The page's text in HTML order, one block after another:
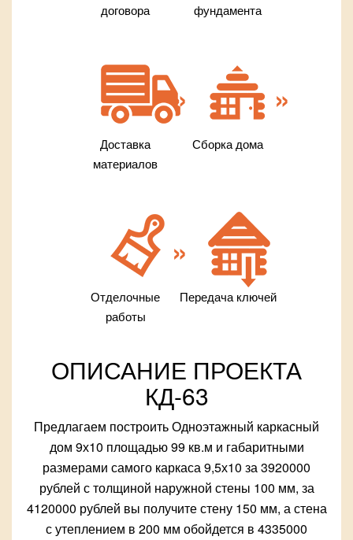
договора
фундамента
Доставка
материалов
Сборка дома
Отделочные
работы
Передача ключей
ОПИСАНИЕ ПРОЕКТА
КД-63
Предлагаем построить Одноэтажный каркасный
дом 9х10 площадью 99 кв.м и габаритными
размерами самого каркаса 9,5х10 за 3920000
рублей с толщиной наружной стены 100 мм, за
4120000 рублей вы получите стену 150 мм, а стена
с утеплением в 200 мм обойдется в 4335000